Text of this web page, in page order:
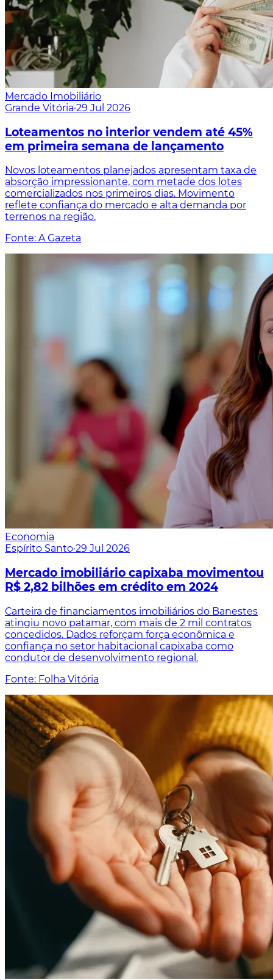
Mercado Imobiliário
Grande Vitória·29 Jul 2026
Loteamentos no interior vendem até 45%
em primeira semana de lançamento
Novos loteamentos planejados apresentam taxa de
absorção impressionante, com metade dos lotes
comercializados nos primeiros dias. Movimento
reflete confiança do mercado e alta demanda por
terrenos na região.
Fonte: A Gazeta
Economia
Espírito Santo·29 Jul 2026
Mercado imobiliário capixaba movimentou
R$ 2,82 bilhões em crédito em 2024
Carteira de financiamentos imobiliários do Banestes
atingiu novo patamar, com mais de 2 mil contratos
concedidos. Dados reforçam força econômica e
confiança no setor habitacional capixaba como
condutor de desenvolvimento regional.
Fonte: Folha Vitória